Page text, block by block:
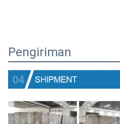
Pengiriman